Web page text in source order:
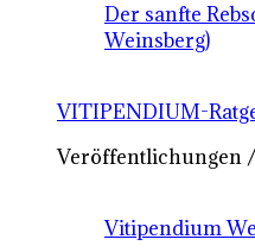
Der sanfte
Weinsberg)
VITIPENDIUM-
Veröffentlichungen
Vitipendium